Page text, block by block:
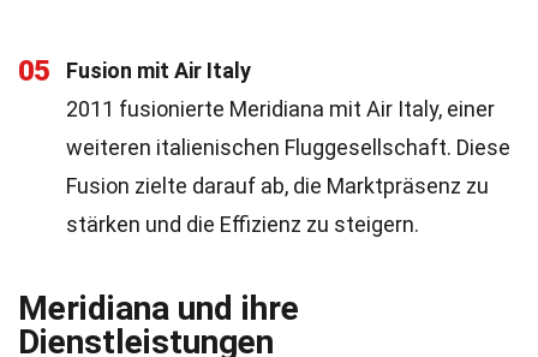
05
Fusion mit Air Italy
2011 fusionierte Meridiana mit Air Italy, einer
weiteren italienischen Fluggesellschaft. Diese
Fusion zielte darauf ab, die Marktpräsenz zu
stärken und die Effizienz zu steigern.
Meridiana und ihre
Dienstleistungen